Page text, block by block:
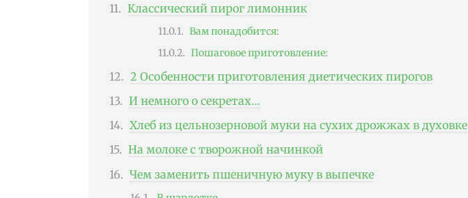
Классический пирог лимонник
Вам понадобится:
Пошаговое приготовление:
2 Особенности приготовления диетических пирогов
И немного о секретах…
Хлеб из цельнозерновой муки на сухих дрожжах в духовке
На молоке с творожной начинкой
Чем заменить пшеничную муку в выпечке